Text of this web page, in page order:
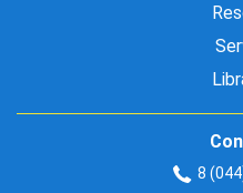
8